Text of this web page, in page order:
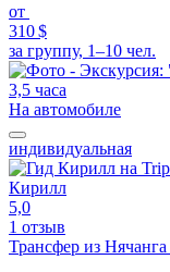
от
310 $
за группу, 1–10 чел.
3,5 часа
На автомобиле
индивидуальная
Кирилл
5,0
1 отзыв
Трансфер из